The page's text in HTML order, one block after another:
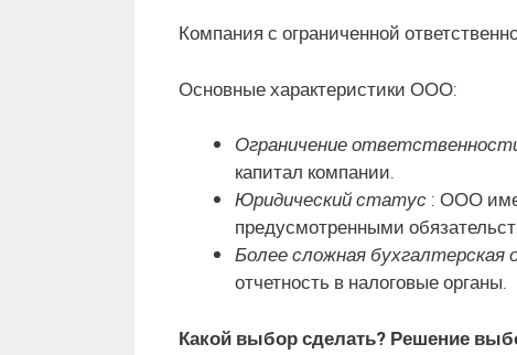
Компания с ограниченной
Основные характеристики ООО:
Ограничение
капитал компании.
Юридический статус : ООО
предусмотренными
Более сложная
отчетность в налоговые органы.
Какой выбор сделать? Решение